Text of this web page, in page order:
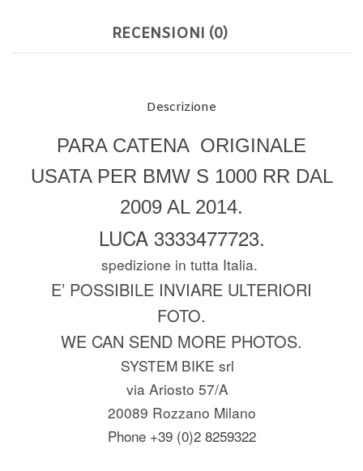
RECENSIONI (0)
Descrizione
PARA CATENA ORIGINALE
USATA PER BMW S 1000 RR DAL
2009 AL 2014.
LUCA 3333477723.
spedizione in tutta Italia.
E’ POSSIBILE INVIARE ULTERIORI
FOTO.
WE CAN SEND MORE PHOTOS.
SYSTEM BIKE srl
via Ariosto 57/A
20089 Rozzano Milano
Phone +39 (0)2 8259322